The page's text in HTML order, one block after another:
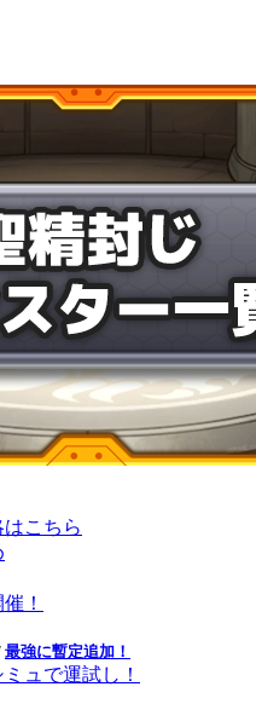
こちら
！
最強に暫定追加！
ュで運試し！